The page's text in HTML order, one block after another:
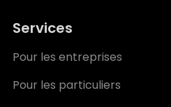
Services
Pour les entreprises
Pour les particuliers